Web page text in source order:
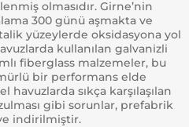
olmasıdır. Girne’nin
300 günü aşmakta ve
yüzeylerde oksidasyona yol
kullanılan galvanizli
fiberglass malzemeler, bu
bir performans elde
sıkça karşılaşılan
gibi sorunlar, prefabrik
indirilmiştir.